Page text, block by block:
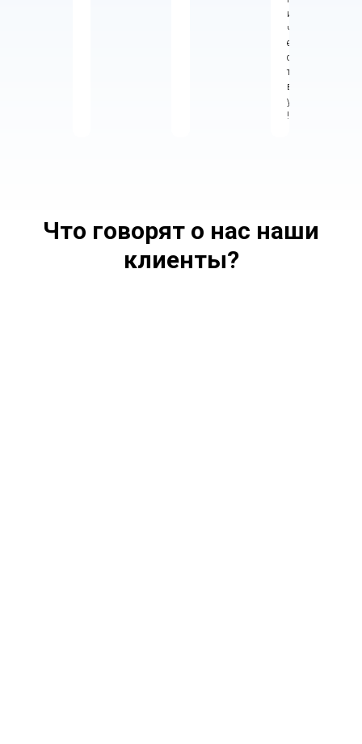
и
ч
е
с
т
в
у
!
Что говорят о нас наши
клиенты?